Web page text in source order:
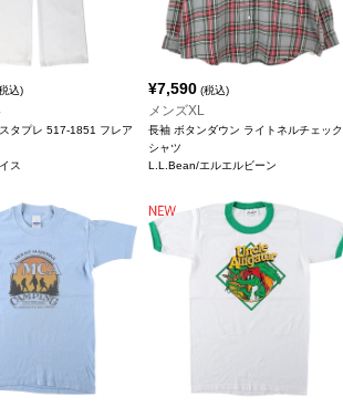
込)
タプレ 517-1851 フレア
ス
¥7,590 (税込)
メンズXL
長袖 ボタンダウン ライトネルチェック
シャツ
L.L.Bean/エルエルビーン